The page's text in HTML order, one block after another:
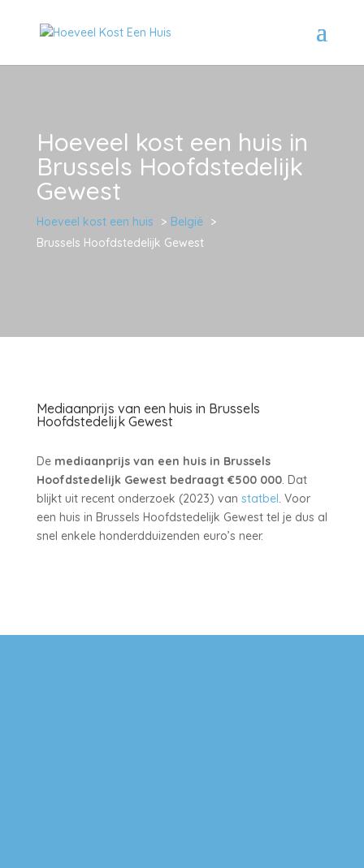
Hoeveel kost een huis in
Brussels Hoofdstedelijk
Gewest
Hoeveel kost een huis
België
Brussels Hoofdstedelijk Gewest
Mediaanprijs van een huis in Brussels
Hoofdstedelijk Gewest
De mediaanprijs van een huis in Brussels
Hoofdstedelijk Gewest bedraagt €500 000. Dat
blijkt uit recent onderzoek (2023) van statbel. Voor
een huis in Brussels Hoofdstedelijk Gewest tel je dus al
snel enkele honderdduizenden euro’s neer.